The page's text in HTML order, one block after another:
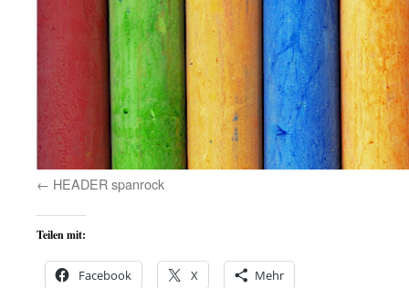
HEADER spanrock
Teilen mit:
Facebook X Mehr